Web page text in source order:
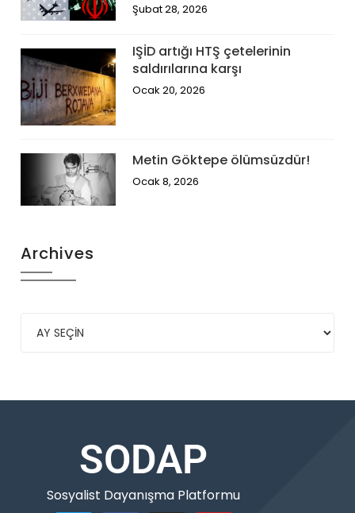
Şubat 28, 2026
IŞİD artığı HTŞ çetelerinin
saldırılarına karşı
Ocak 20, 2026
Metin Göktepe ölümsüzdür!
Ocak 8, 2026
Archives
SODAP
Sosyalist Dayanışma Platformu